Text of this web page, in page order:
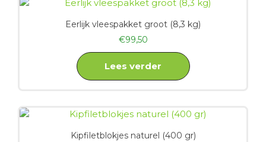
Eerlijk vleespakket groot (8,3 kg)
€99,50
Lees verder
Kipfiletblokjes naturel (400 gr)